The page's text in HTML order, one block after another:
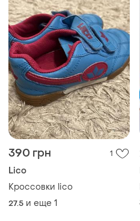
390 грн 1
Lico
Кроссовки lico
27.5 и еще 1